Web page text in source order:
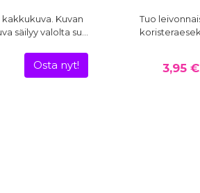
Kuvan
säilyy valolta su…
Osta nyt!
Tuo
3,95 €